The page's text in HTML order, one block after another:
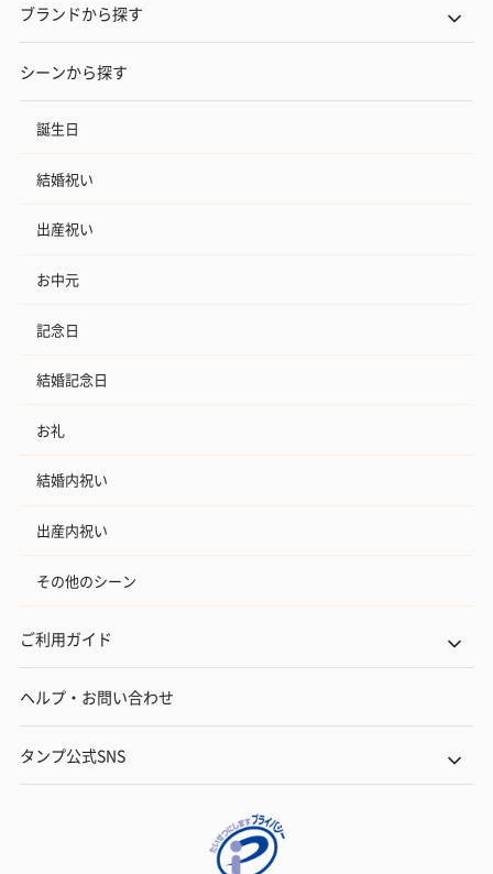
ブランドから探す
シーンから探す
誕生日
結婚祝い
出産祝い
お中元
記念日
結婚記念日
お礼
結婚内祝い
出産内祝い
その他のシーン
ご利用ガイド
ヘルプ・お問い合わせ
タンプ公式SNS